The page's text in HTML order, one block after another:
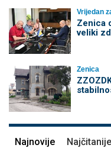
Vrijedan
Zenica
veliki
Zenica
Najnovije Najčitanije